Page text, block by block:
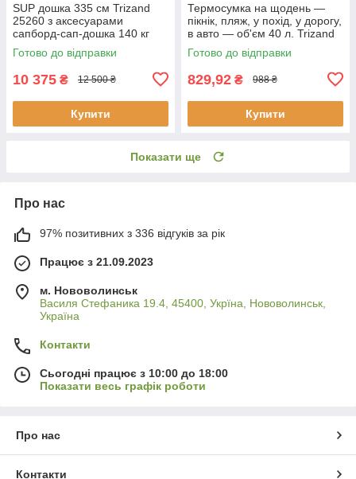
SUP дошка 335 см Trizand
25260 з аксесуарами
сапборд-сап-дошка 140 кг
Готово до відправки
10 375 ₴ 12 500 ₴
Купити
Термосумка на щодень —
пікнік, пляж, у похід, у дорогу,
в авто — об'єм 40 л. Trizand
23843
Готово до відправки
829,92 ₴ 988 ₴
Купити
Показати ще
Про нас
97% позитивних з 336 відгуків за рік
Працює з 21.09.2023
м. Нововолинськ
Василя Стефаника 19.4, 45400, Укрїна, Нововолинськ,
Україна
Контакти
Сьогодні працює з 10:00 до 18:00
Показати весь графік роботи
Про нас
Контакти